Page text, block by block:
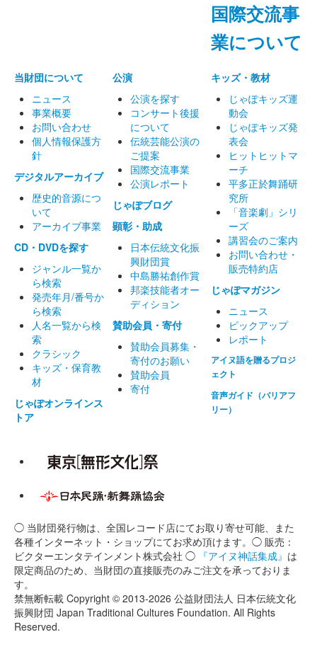
国際交流事
業について
当財団について
ニュース
事業概要
お問い合わせ
個人情報保護方
針
デジタルアーカイブ
歴史的音源につ
いて
アーカイブ事業
CD・DVDを探す
ジャンル一覧か
ら検索
発売年月/番号か
ら検索
人名一覧から検
索
クラシック
キッズ・保育教
材
じゃぽオンラインス
トア
公演
公演を探す
コンサート後援
について
伝統芸能公演の
ご提案
国際交流事業
公演レポート
じゃぽブログ
顕彰・助成
日本伝統文化振
興財団賞
中島勝祐創作賞
邦楽技能者オー
ディション
賛助会員・寄付
賛助会員募集・
寄付のお願い
賛助会員
寄付
キッズ・教材
じゃぽキッズ運
動会
じゃぽキッズ発
表会
ヒットヒットマ
ーチ
平多正於舞踊研
究所
「音楽劇」シリ
ーズ
講習会のご案内
お問い合わせ・
販売特約店
じゃぽマガジン
ニュース
ピックアップ
レポート
アイヌ語を贈るプロジ
ェクト
音声ガイド（バリアフ
リー）
◯ 当財団発行物は、全国レコード店にてお取り寄せ可能、また
各種インターネット・ショップにてお求め頂けます。◯ 販売：
ビクターエンタテインメント株式会社 ◯ 『アイヌ神話集成』 は
限定商品のため、当財団の直接販売のみご注文を承っておりま
す。
禁無断転載 Copyright © 2013-2026 公益財団法人 日本伝統文化
振興財団 Japan Traditional Cultures Foundation. All Rights
Reserved.